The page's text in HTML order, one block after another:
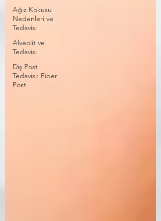
Ağız Kokusu
Nedenleri ve
Tedavisi
Alveolit ve
Tedavisi
Diş Post
Tedavisi: Fiber
Post